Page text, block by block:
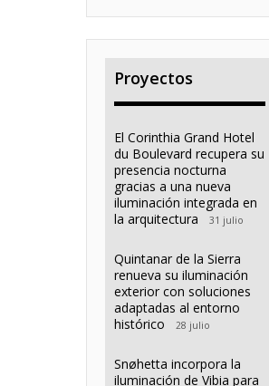
Proyectos
El Corinthia Grand Hotel
du Boulevard recupera su
presencia nocturna
gracias a una nueva
iluminación integrada en
la arquitectura
31 julio
Quintanar de la Sierra
renueva su iluminación
exterior con soluciones
adaptadas al entorno
histórico
28 julio
Snøhetta incorpora la
iluminación de Vibia para